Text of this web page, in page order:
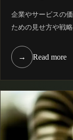
企業やサービスの
ための見せ方や戦
→ Read more